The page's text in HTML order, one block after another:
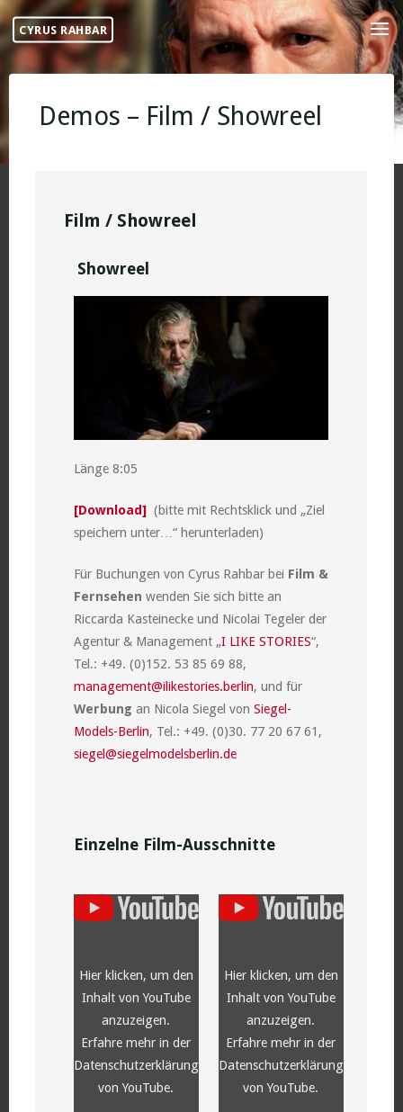
Skip
content
CYRUS RAHBAR
Demos – Film / Showreel
Film / Showreel
Showreel
Länge 8:05
[Download] (bitte mit Rechtsklick und „Ziel
speichern unter…“ herunterladen)
Für Buchungen von Cyrus Rahbar bei Film &
Fernsehen wenden Sie sich bitte an
Riccarda Kasteinecke und Nicolai Tegeler der
Agentur & Management „I LIKE STORIES“,
Tel.: +49. (0)152. 53 85 69 88,
management@ilikestories.berlin, und für
Werbung an Nicola Siegel vonSiegel-
Models-Berlin, Tel.: +49. (0)30. 77 20 67 61,
siegel@siegelmodelsberlin.de
Einzelne Film-Ausschnitte
„YouTube
video
anzeigen
Hier klicken, um den
Inhalt von YouTube
anzuzeigen.
Erfahre mehr in der
Datenschutzerklärung
von YouTube.
„YouTube
video
anzeigen
Hier klicken, um den
Inhalt von YouTube
anzuzeigen.
Erfahre mehr in der
Datenschutzerklärung
von YouTube.